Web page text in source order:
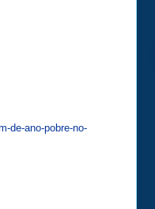
de-ano-pobre-no-